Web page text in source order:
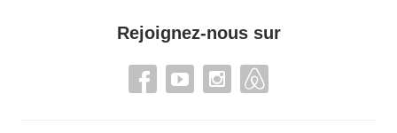
Rejoignez-nous sur